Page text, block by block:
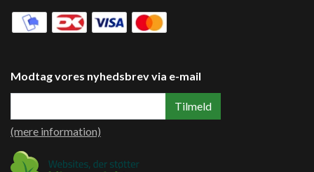
Modtag vores nyhedsbrev via e-mail
Tilmeld
(mere information)